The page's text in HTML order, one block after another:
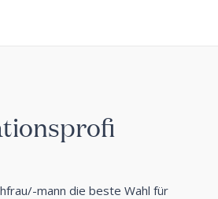
mann die beste Wahl für